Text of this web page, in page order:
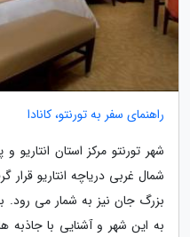
راهنمای سفر به تورنتو، کانادا
شهر تورنتو مرکز استان
شمال غربی دریاچه انتاریو قرار
بزرگ جان نیز به شمار می رود.
به این شهر و آشنایی با جاذبه